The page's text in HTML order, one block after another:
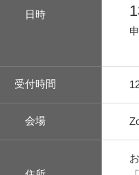
日時
受付時間
会場